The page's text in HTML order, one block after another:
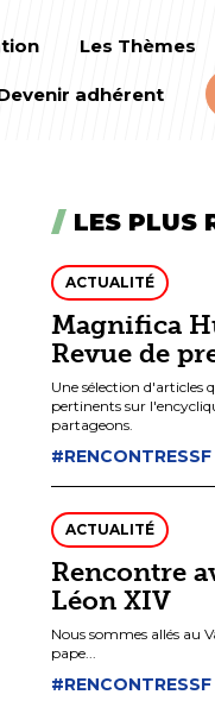
Les Thèmes
adhérent
LES PLUS
ACTUALITÉ
Magnifica
Revue de
Une sélection d'articles
pertinents sur
partageons.
#RENCONTRESSF
ACTUALITÉ
Rencontre
Léon XIV
Nous sommes allés au
pape...
#RENCONTRESSF